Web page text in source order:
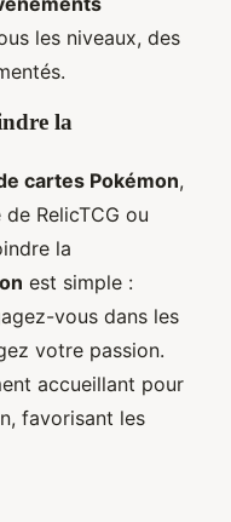
les niveaux, des
la
cartes Pokémon,
RelicTCG ou
la
est simple :
vous dans les
votre passion.
accueillant pour
favorisant les